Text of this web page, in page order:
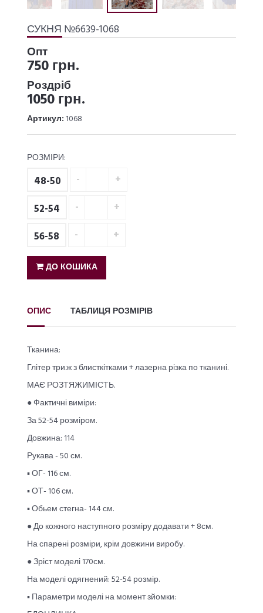
СУКНЯ №6639-1068
Опт
750 грн.
Роздріб
1050 грн.
Артикул: 1068
РОЗМІРИ:
48-50
52-54
56-58
ДО КОШИКА
ОПИС ТАБЛИЦЯ РОЗМІРІВ
Тканина:
Глітер три.ж з блисткітками + лазерна різка по тканині.
МАЄ РОЗТЯЖИМІСТЬ.
● Фактичні виміри:
За 52-54 розміром.
Довжина: 114
Рукава - 50 см.
▪︎ ОГ- 116 см.
▪︎ ОТ- 106 см.
▪︎ Обьем стегна- 144 см.
● До кожного наступного розміру додавати + 8см.
На спарені розміри, крім довжини виробу.
● Зріст моделі 170см.
На моделі одягнений: 52-54 розмір.
▪︎ Параметри моделі на момент зйомки: